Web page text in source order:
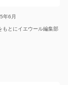
年6月
もとにイエウール編集部